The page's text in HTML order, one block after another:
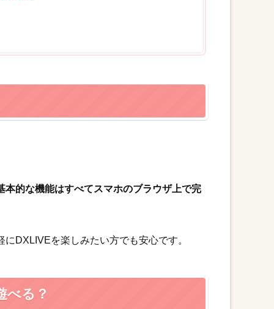
本的な機能はすべてスマホのブラウザ上で完
DXLIVEを楽しみたい方でも安心です。
べる？